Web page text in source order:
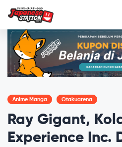
Anime Manga Otakuarena
Ray Gigant,
Experience Inc.